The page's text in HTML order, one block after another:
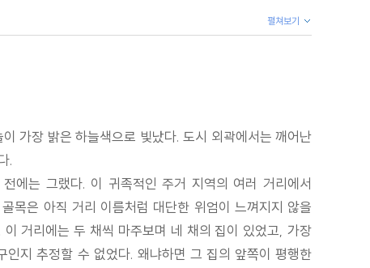
펼쳐보기
가장 밝은 하늘색으로 빛났다. 도시 외곽에서는 깨어난
.
에는 그랬다. 이 귀족적인 주거 지역의 여러 거리에서
목은 아직 거리 이름처럼 대단한 위엄이 느껴지지 않을
거리에는 두 채씩 마주보며 네 채의 집이 있었고, 가장
지 추정할 수 없었다. 왜냐하면 그 집의 앞쪽이 평행한